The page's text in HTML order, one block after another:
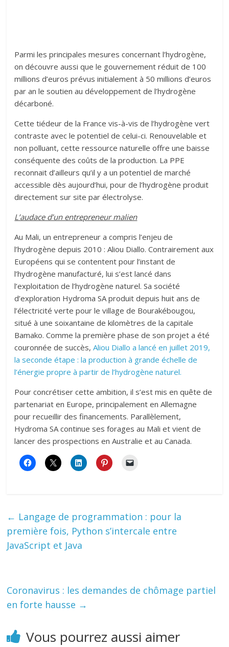
Parmi les principales mesures concernant l’hydrogène,
on découvre aussi que le gouvernement réduit de 100
millions d’euros prévus initialement à 50 millions d’euros
par an le soutien au développement de l’hydrogène
décarboné.
Cette tiédeur de la France vis-à-vis de l’hydrogène vert
contraste avec le potentiel de celui-ci. Renouvelable et
non polluant, cette ressource naturelle offre une baisse
conséquente des coûts de la production. La PPE
reconnait d’ailleurs qu’il y a un potentiel de marché
accessible dès aujourd’hui, pour de l’hydrogène produit
directement sur site par électrolyse.
L’audace d’un entrepreneur malien
Au Mali, un entrepreneur a compris l’enjeu de
l’hydrogène depuis 2010 : Aliou Diallo. Contrairement aux
Européens qui se contentent pour l’instant de
l’hydrogène manufacturé, lui s’est lancé dans
l’exploitation de l’hydrogène naturel. Sa société
d’exploration Hydroma SA produit depuis huit ans de
l’électricité verte pour le village de Bourakébougou,
situé à une soixantaine de kilomètres de la capitale
Bamako. Comme la première phase de son projet a été
couronnée de succès,Aliou Diallo a lancé en juillet 2019,
la seconde étape : la production à grande échelle de
l’énergie propre à partir de l’hydrogène naturel.
Pour concrétiser cette ambition, il s’est mis en quête de
partenariat en Europe, principalement en Allemagne
pour recueillir des financements. Parallèlement,
Hydroma SA continue ses forages au Mali et vient de
lancer des prospections en Australie et au Canada.
← Langage de programmation : pour la
première fois, Python s’intercale entre
JavaScript et Java
Coronavirus : les demandes de chômage partiel
en forte hausse →
Vous pourrez aussi aimer